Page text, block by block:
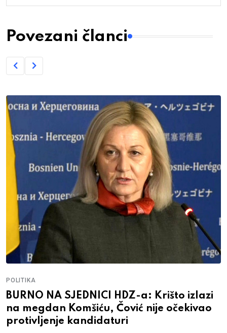
Povezani članci
POLITIKA
BURNO NA SJEDNICI HDZ-a: Krišto izlazi
na megdan Komšiću, Čović nije očekivao
protivljenje kandidaturi